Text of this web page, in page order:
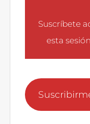
Suscríbete
esta